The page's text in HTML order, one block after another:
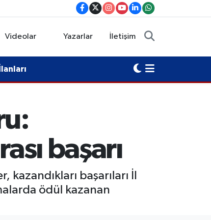
Videolar Yazarlar İletişim
başarı
başarıları İl
ödül kazanan